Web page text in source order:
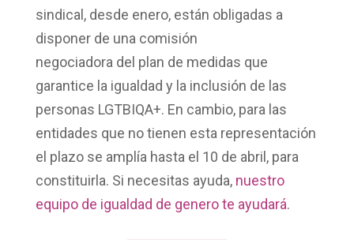
sindical, desde enero, están obligadas a
disponer de una comisión
negociadora del plan de medidas que
garantice la igualdad y la inclusión de las
personas LGTBIQA+. En cambio, para las
entidades que no tienen esta representación
el plazo se amplía hasta el 10 de abril, para
constituirla. Si necesitas ayuda, nuestro
equipo de igualdad de genero te ayudará.